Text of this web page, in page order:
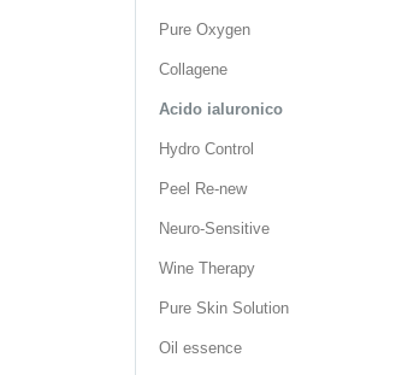
Pure Oxygen
Collagene
Acido ialuronico
Hydro Control
Peel Re-new
Neuro-Sensitive
Wine Therapy
Pure Skin Solution
Oil essence